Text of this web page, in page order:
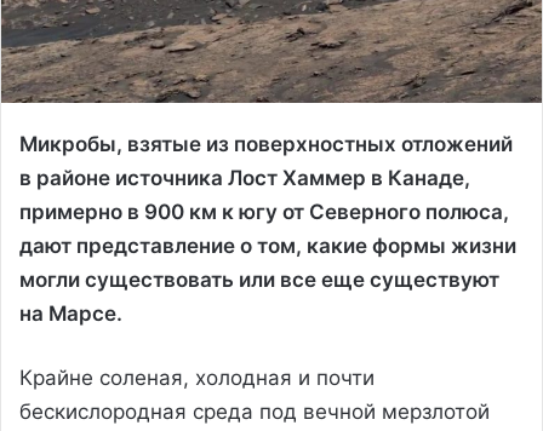
Микробы, взятые из поверхностных отложений
в районе источника Лост Хаммер в Канаде,
примерно в 900 км к югу от Северного полюса,
дают представление о том, какие формы жизни
могли существовать или все еще существуют
на Марсе.
Крайне соленая, холодная и почти
бескислородная среда под вечной мерзлотой